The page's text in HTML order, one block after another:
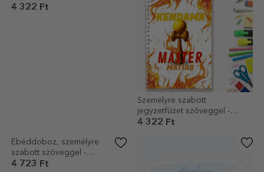
Személyre szabott
jegyzetfüzet szöveggel -
Lighthouse King
4 322 Ft